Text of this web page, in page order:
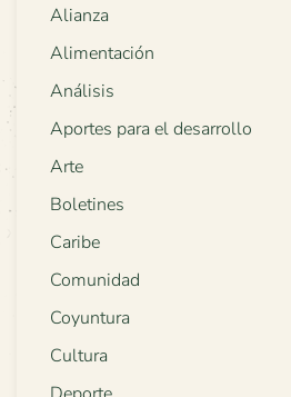
Alianza
Alimentación
Análisis
Aportes para el desarrollo
Arte
Boletines
Caribe
Comunidad
Coyuntura
Cultura